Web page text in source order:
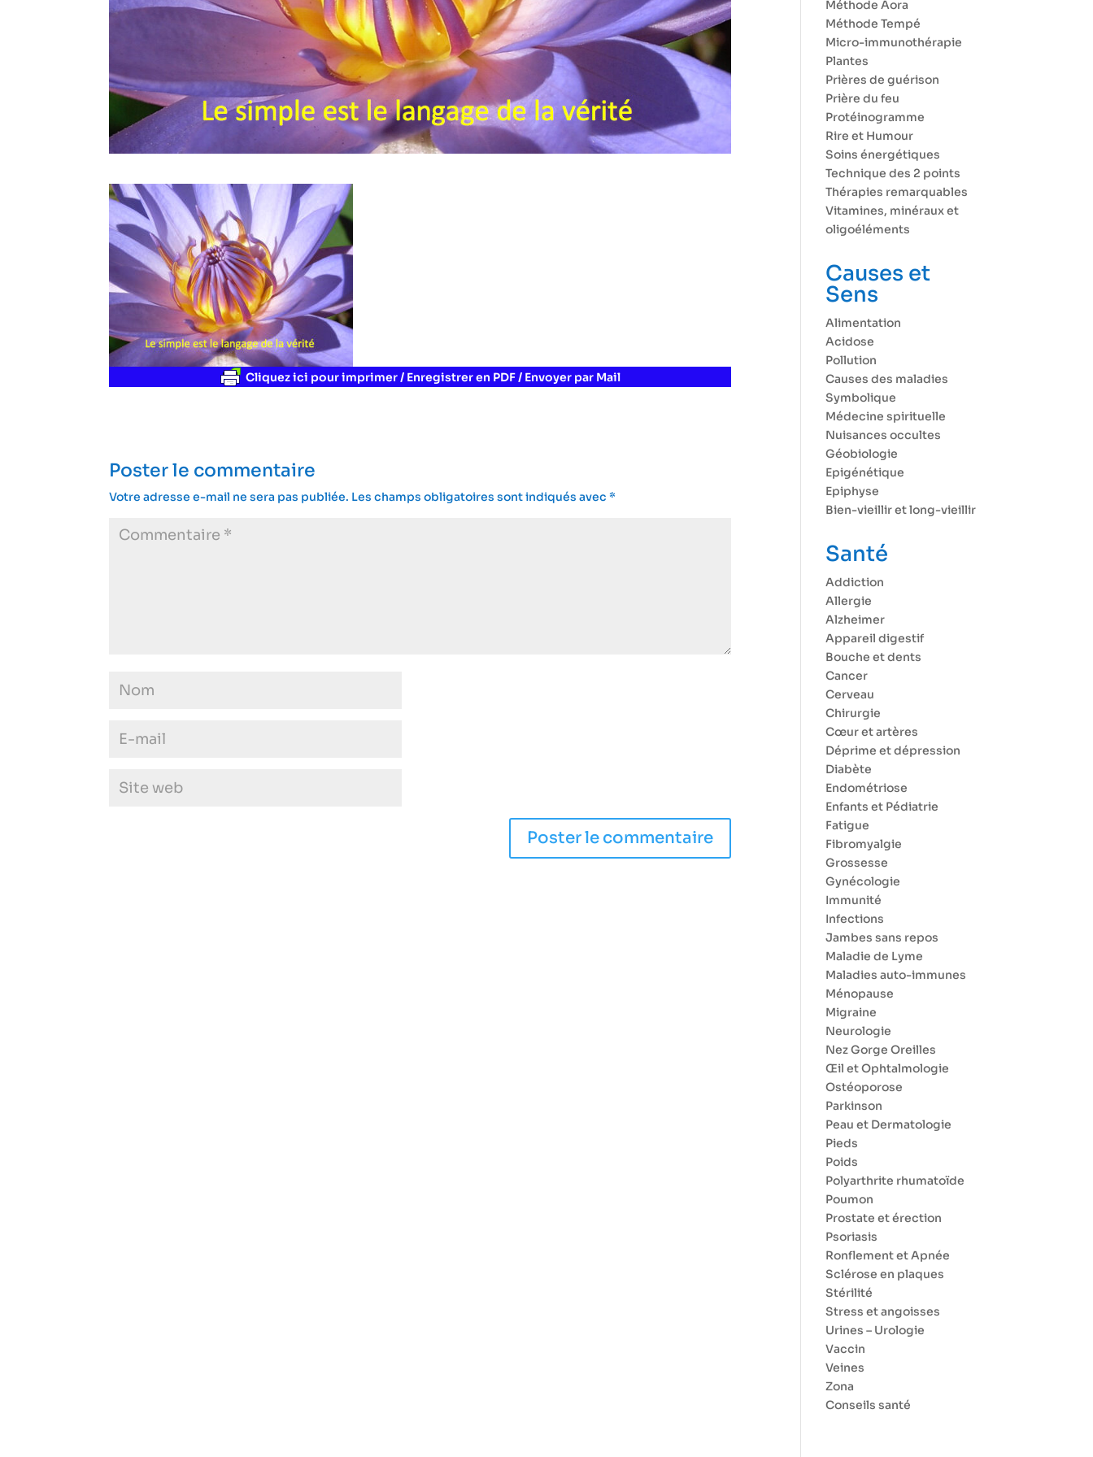
Cliquez ici pour imprimer / Enregistrer en PDF / Envoyer par Mail
Poster le commentaire
Votre adresse e-mail ne sera pas publiée. Les champs obligatoires sont indiqués avec*
Méthode Aora
Méthode Tempé
Micro-immunothérapie
Plantes
Prières de guérison
Prière du feu
Protéinogramme
Rire et Humour
Soins énergétiques
Technique des 2 points
Thérapies remarquables
Vitamines, minéraux et
oligoéléments
Causes et
Sens
Alimentation
Acidose
Pollution
Causes des maladies
Symbolique
Médecine spirituelle
Nuisances occultes
Géobiologie
Epigénétique
Epiphyse
Bien-vieillir et long-vieillir
Santé
Addiction
Allergie
Alzheimer
Appareil digestif
Bouche et dents
Cancer
Cerveau
Chirurgie
Cœur et artères
Déprime et dépression
Diabète
Endométriose
Enfants et Pédiatrie
Fatigue
Fibromyalgie
Grossesse
Gynécologie
Immunité
Infections
Jambes sans repos
Maladie de Lyme
Maladies auto-immunes
Ménopause
Migraine
Neurologie
Nez Gorge Oreilles
Œil et Ophtalmologie
Ostéoporose
Parkinson
Peau et Dermatologie
Pieds
Poids
Polyarthrite rhumatoïde
Poumon
Prostate et érection
Psoriasis
Ronflement et Apnée
Sclérose en plaques
Stérilité
Stress et angoisses
Urines – Urologie
Vaccin
Veines
Zona
Conseils santé